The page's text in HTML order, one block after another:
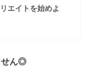
エイトを始めよ
せん◎